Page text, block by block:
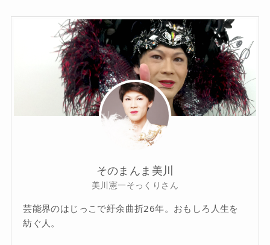
そのまんま美川
美川憲一そっくりさん
芸能界のはじっこで紆余曲折26年。おもしろ人生を
紡ぐ人。